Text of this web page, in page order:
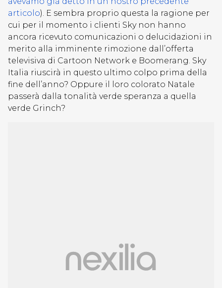
articolo). E sembra proprio questa la ragione per
cui per il momento i clienti Sky non hanno
ancora ricevuto comunicazioni o delucidazioni in
merito alla imminente rimozione dall’offerta
televisiva di Cartoon Network e Boomerang. Sky
Italia riuscirà in questo ultimo colpo prima della
fine dell’anno? Oppure il loro colorato Natale
passerà dalla tonalità verde speranza a quella
verde Grinch?